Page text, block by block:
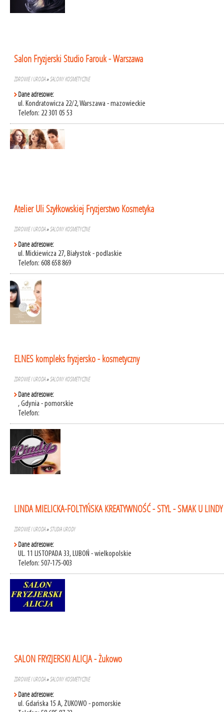
Salon Fryzjerski Studio Farouk - Warszawa
ZDROWIE I URODA»SALONY KOSMETYCZNE
Dane adresowe:
ul. Kondratowicza 22/2, Warszawa - mazowieckie
Telefon: 22 301 05 53
Atelier Uli Szyłkowskiej Fryzjerstwo Kosmetyka
ZDROWIE I URODA»SALONY KOSMETYCZNE
Dane adresowe:
ul. Mickiewicza 27, Białystok - podlaskie
Telefon: 608 658 869
ELNES kompleks fryzjersko - kosmetyczny
ZDROWIE I URODA»SALONY KOSMETYCZNE
Dane adresowe:
, Gdynia - pomorskie
Telefon:
LINDA MIELICKA-FOLTYŃSKA KREATYWNOŚĆ - STYL - SMAK U LINDY
ZDROWIE I URODA»STUDIA URODY
Dane adresowe:
UL. 11 LISTOPADA 33, LUBOŃ - wielkopolskie
Telefon: 507-175-003
SALON FRYZJERSKI ALICJA - Żukowo
ZDROWIE I URODA»SALONY KOSMETYCZNE
Dane adresowe:
ul. Gdańska 15 A, ŻUKOWO - pomorskie